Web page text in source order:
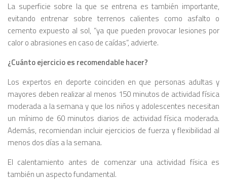
La superficie sobre la que se entrena es también importante,
evitando entrenar sobre terrenos calientes como asfalto o
cemento expuesto al sol, “ya que pueden provocar lesiones por
calor o abrasiones en caso de caídas”, advierte.
¿Cuánto ejercicio es recomendable hacer?
Los expertos en deporte coinciden en que personas adultas y
mayores deben realizar al menos 150 minutos de actividad física
moderada a la semana y que los niños y adolescentes necesitan
un mínimo de 60 minutos diarios de actividad física moderada.
Además, recomiendan incluir ejercicios de fuerza y flexibilidad al
menos dos días a la semana.
El calentamiento antes de comenzar una actividad física es
también un aspecto fundamental.